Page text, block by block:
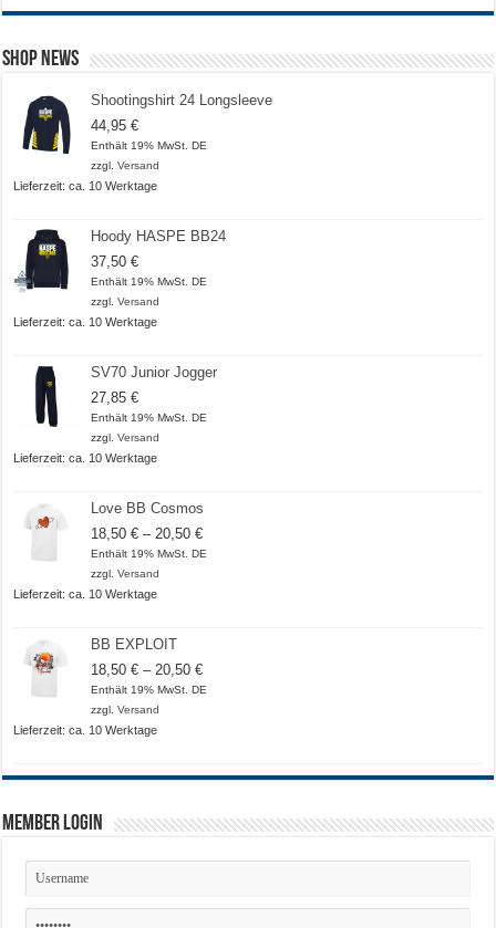
Shop News
Shootingshirt 24 Longsleeve
44,95€
Enthält 19% MwSt. DE
zzgl.Versand
Lieferzeit: ca. 10 Werktage
Hoody HASPE BB24
37,50€
Enthält 19% MwSt. DE
zzgl.Versand
Lieferzeit: ca. 10 Werktage
SV70 Junior Jogger
27,85€
Enthält 19% MwSt. DE
zzgl.Versand
Lieferzeit: ca. 10 Werktage
Love BB Cosmos
18,50€ – 20,50€Preisspanne:
18,50 €
Enthält 19% MwSt. DE
zzgl.Versand
Lieferzeit: ca. 10 Werktage
BB EXPLOIT
18,50€ – 20,50€Preisspanne:
18,50 €
Enthält 19% MwSt. DE
zzgl.Versand
Lieferzeit: ca. 10 Werktage
Member Login